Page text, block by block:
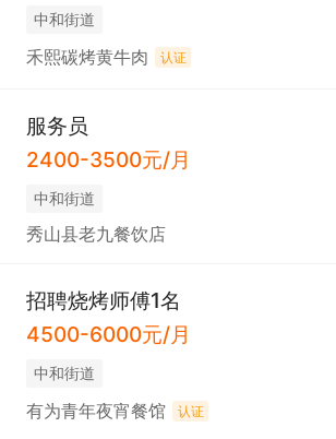
中和街道
禾熙碳烤黄牛肉 认证
服务员
2400-3500元/月
中和街道
秀山县老九餐饮店
招聘烧烤师傅1名
4500-6000元/月
中和街道
有为青年夜宵餐馆 认证